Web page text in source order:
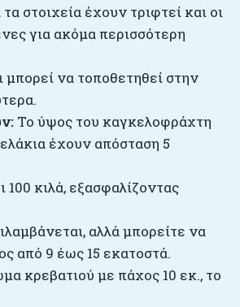
στοιχεία έχουν τριφτεί και οι
για ακόμα περισσότερη
να τοποθετηθεί στην
Το ύψος του καγκελοφράχτη
έχουν απόσταση 5
κιλά, εξασφαλίζοντας
αλλά μπορείτε να
από 9 έως 15 εκατοστά.
κρεβατιού με πάχος 10 εκ., το